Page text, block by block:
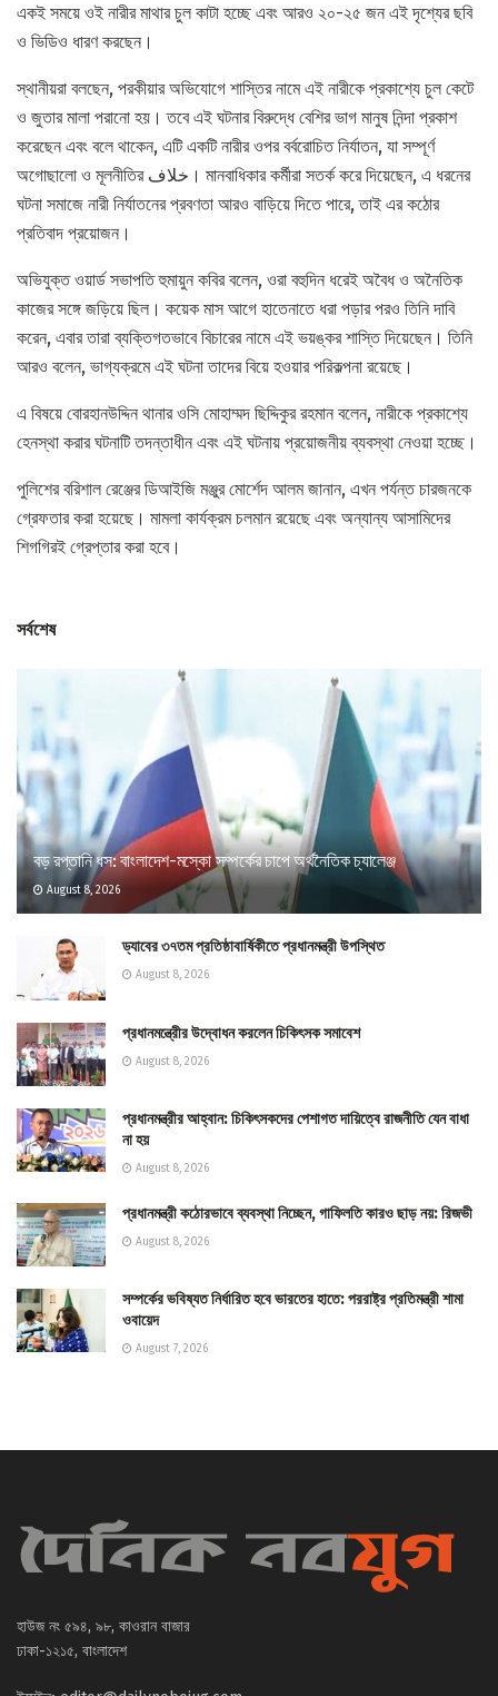
একই সময়ে ওই নারীর মাথার চুল কাটা হচ্ছে এবং আরও ২০-২৫ জন এই দৃশ্যের ছবি
ও ভিডিও ধারণ করছেন।
স্থানীয়রা বলছেন, পরকীয়ার অভিযোগে শাস্তির নামে এই নারীকে প্রকাশ্যে চুল কেটে
ও জুতার মালা পরানো হয়। তবে এই ঘটনার বিরুদ্ধে বেশির ভাগ মানুষ নিন্দা প্রকাশ
করেছেন এবং বলে থাকেন, এটি একটি নারীর ওপর বর্বরোচিত নির্যাতন, যা সম্পূর্ণ
অগোছালো ও মূলনীতির خلاف। মানবাধিকার কর্মীরা সতর্ক করে দিয়েছেন, এ ধরনের
ঘটনা সমাজে নারী নির্যাতনের প্রবণতা আরও বাড়িয়ে দিতে পারে, তাই এর কঠোর
প্রতিবাদ প্রয়োজন।
অভিযুক্ত ওয়ার্ড সভাপতি হুমায়ুন কবির বলেন, ওরা বহুদিন ধরেই অবৈধ ও অনৈতিক
কাজের সঙ্গে জড়িয়ে ছিল। কয়েক মাস আগে হাতেনাতে ধরা পড়ার পরও তিনি দাবি
করেন, এবার তারা ব্যক্তিগতভাবে বিচারের নামে এই ভয়ঙ্কর শাস্তি দিয়েছেন। তিনি
আরও বলেন, ভাগ্যক্রমে এই ঘটনা তাদের বিয়ে হওয়ার পরিকল্পনা রয়েছে।
এ বিষয়ে বোরহানউদ্দিন থানার ওসি মোহাম্মদ ছিদ্দিকুর রহমান বলেন, নারীকে প্রকাশ্যে
হেনস্থা করার ঘটনাটি তদন্তাধীন এবং এই ঘটনায় প্রয়োজনীয় ব্যবস্থা নেওয়া হচ্ছে।
পুলিশের বরিশাল রেঞ্জের ডিআইজি মঞ্জুর মোর্শেদ আলম জানান, এখন পর্যন্ত চারজনকে
গ্রেফতার করা হয়েছে। মামলা কার্যক্রম চলমান রয়েছে এবং অন্যান্য আসামিদের
শিগগিরই গ্রেপ্তার করা হবে।
সর্বশেষ
বড় রপ্তানি ধস: বাংলাদেশ-মস্কো সম্পর্কের চাপে অর্থনৈতিক চ্যালেঞ্জ
August 8, 2026
ড্যাবের ৩৭তম প্রতিষ্ঠাবার্ষিকীতে প্রধানমন্ত্রী উপস্থিত
August 8, 2026
প্রধানমন্ত্রীের উদ্বোধন করলেন চিকিৎসক সমাবেশ
August 8, 2026
প্রধানমন্ত্রীর আহ্বান: চিকিৎসকদের পেশাগত দায়িত্বে রাজনীতি যেন বাধা
না হয়
August 8, 2026
প্রধানমন্ত্রী কঠোরভাবে ব্যবস্থা নিচ্ছেন, গাফিলতি কারও ছাড় নয়: রিজভী
August 8, 2026
সম্পর্কের ভবিষ্যত নির্ধারিত হবে ভারতের হাতে: পররাষ্ট্র প্রতিমন্ত্রী শামা
ওবায়েদ
August 7, 2026
হাউজ নং ৫৯৪, ৯৮, কাওরান বাজার
ঢাকা-১২১৫, বাংলাদেশ